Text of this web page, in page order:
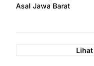
Asal Jawa Barat